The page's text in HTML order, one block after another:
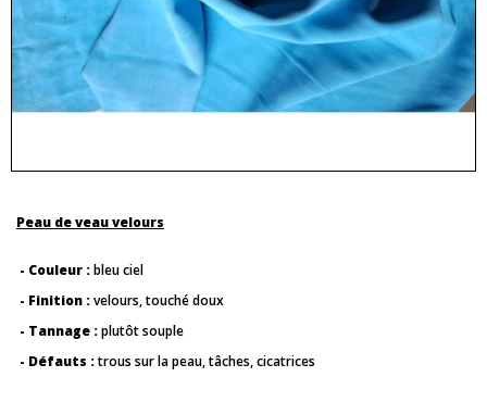
Peau de veau velours
- Couleur :bleu ciel
- Finition :velours, touché doux
- Tannage :plutôt souple
- Défauts :trous sur la peau, tâches, cicatrices